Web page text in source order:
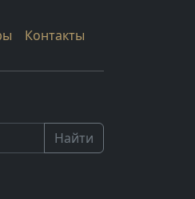
Контакты
Найти